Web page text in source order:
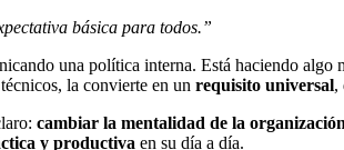
básica para todos.”
una política interna. Está haciendo algo
la convierte en un requisito universal,
cambiar la mentalidad de la organización
y productiva en su día a día.